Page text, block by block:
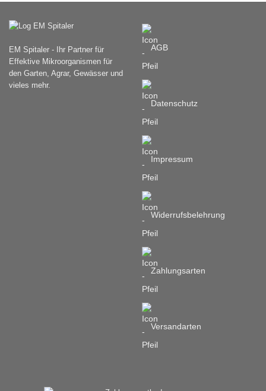
EM Spitaler - Ihr Partner für
Effektive Mikroorganismen für
den Garten, Agrar, Gewässer und
vieles mehr.
AGB
Datenschutz
Impressum
Widerrufsbelehrung
Zahlungsarten
Versandarten